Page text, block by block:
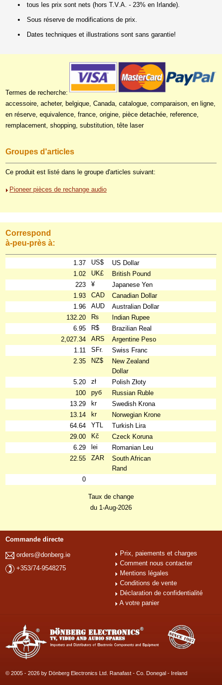
tous les prix sont nets (hors T.V.A. - 23% en Irlande).
Sous réserve de modifications de prix.
Dates techniques et illustrations sont sans garantie!
Termes de recherche:
accessoire, acheter, belgique, Canada, catalogue, comparaison, en ligne,
en réserve, equivalence, france, origine, pièce detachée, reference,
remplacement, shopping, substitution, tête laser
Groupes d'articles
Ce produit est listé dans le groupe d'articles suivant:
Pioneer pièces de rechange audio
Correspond
à-peu-près à:
1.37 US$
US Dollar
1.02
UK£
British Pound
223
¥
Japanese Yen
1.93
CAD
Canadian Dollar
1.96
AUD
Australian Dollar
132.20
₨
Indian Rupee
6.95
R$
Brazilian Real
2,027.34
ARS
Argentine Peso
1.11
SFr.
Swiss Franc
2.35
NZ$
New Zealand
Dollar
5.20
zł
Polish Złoty
100
руб
Russian Ruble
13.29
kr
Swedish Krona
13.14
kr
Norwegian Krone
64.64
YTL
Turkish Lira
29.00
Kč
Czeck Koruna
6.29
lei
Romanian Leu
22.55
ZAR
South African
Rand
0
Taux de change
du 1-Aug-2026
Commande directe
orders@donberg.ie
+353/74-9548275
Prix, paiements et charges
Comment nous contacter
Mentions légales
Conditions de vente
Déclaration de confidentialité
A votre panier
© 2005 - 2026 by Dönberg Electronics Ltd. Ranafast - Co. Donegal - Ireland